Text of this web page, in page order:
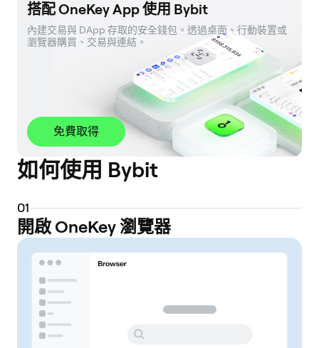
搭配 OneKey App 使用 Bybit
內建交易與 DApp 存取的安全錢包。透過桌面、行動裝置或
瀏覽器購買、交易與連結。
免費取得
如何使用 Bybit
01
開啟 OneKey 瀏覽器